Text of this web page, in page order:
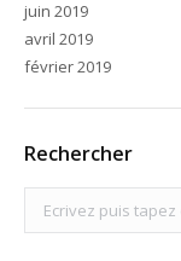
juin 2019
avril 2019
février 2019
Rechercher